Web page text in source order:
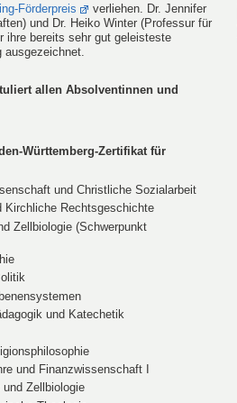
Förderpreis verliehen.
Dr. Jennifer
und Dr. Heiko Winter (Professur für
ihre bereits sehr gut geleisteste
allen Absolventinnen und
Württemberg-Zertifikat für
und Christliche Sozialarbeit
Kirchliche Rechtsgeschichte
Zellbiologie (Schwerpunkt
und Katechetik
und Finanzwissenschaft I
Zellbiologie